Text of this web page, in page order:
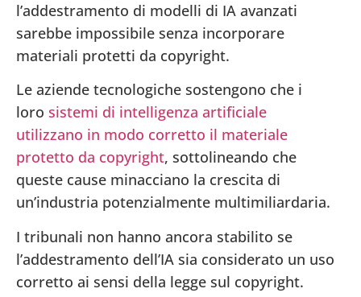
l’addestramento di modelli di IA avanzati
sarebbe impossibile senza incorporare
materiali protetti da copyright.
Le aziende tecnologiche sostengono che i
loro sistemi di intelligenza artificiale
utilizzano in modo corretto il materiale
protetto da copyright, sottolineando che
queste cause minacciano la crescita di
un’industria potenzialmente multimiliardaria.
I tribunali non hanno ancora stabilito se
l’addestramento dell’IA sia considerato un uso
corretto ai sensi della legge sul copyright.